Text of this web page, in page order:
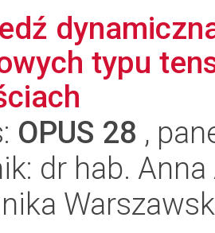
typu
OPUS 28 ,
dr hab.